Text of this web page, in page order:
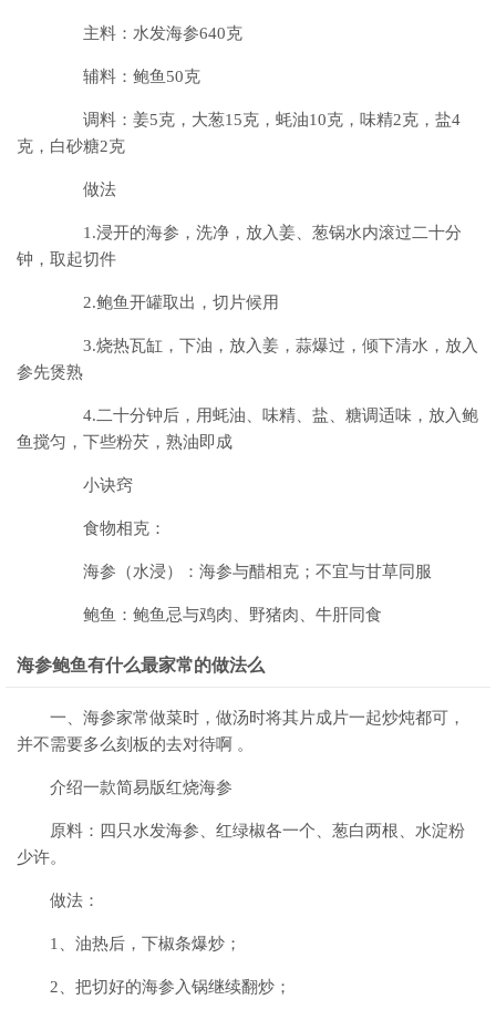
主料：水发海参640克
辅料：鲍鱼50克
调料：姜5克，大葱15克，蚝油10克，味精2克，盐4
克，白砂糖2克
做法
1.浸开的海参，洗净，放入姜、葱锅水内滚过二十分
钟，取起切件
2.鲍鱼开罐取出，切片候用
3.烧热瓦缸，下油，放入姜，蒜爆过，倾下清水，放入
参先煲熟
4.二十分钟后，用蚝油、味精、盐、糖调适味，放入鲍
鱼搅匀，下些粉芡，熟油即成
小诀窍
食物相克：
海参（水浸）：海参与醋相克；不宜与甘草同服
鲍鱼：鲍鱼忌与鸡肉、野猪肉、牛肝同食
海参鲍鱼有什么最家常的做法么
一、海参家常做菜时，做汤时将其片成片一起炒炖都可，
并不需要多么刻板的去对待啊 。
介绍一款简易版红烧海参
原料：四只水发海参、红绿椒各一个、葱白两根、水淀粉
少许。
做法：
1、油热后，下椒条爆炒；
2、把切好的海参入锅继续翻炒；